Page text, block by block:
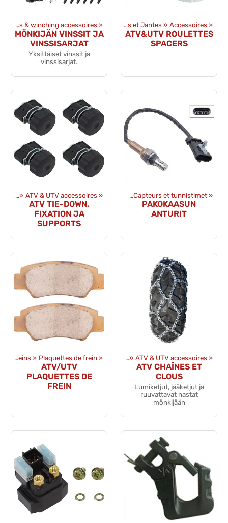
Winches & winching accessoires ‪»
MÖNKIJÄN VINSSIT JA
VINSSISARJAT
Yksittäiset vinssit ja
vinssisarjat.
Produits Pneus et Jantes ‪» Accessoires ‪»
ATV&UTV ROULETTES
SPACERS
‪» ATV & UTV accessoires ‪»
ATV TIE-DOWN,
FIXATION JA
SUPPORTS
‪» Pièces détachées ‪» Sähkövaraosat ‪» Capteurs et tunnistimet ‪»
PAKOKAASUN
ANTURIT
Freins ‪» Plaquettes de frein ‪»
ATV/UTV
PLAQUETTES DE
FREIN
Produits ‪» Équipments ‪» ATV & UTV accessoires ‪»
ATV CHAÎNES ET
CLOUS
Lumiketjut, jääketjut ja
ruuvattavat nastat
mönkijään